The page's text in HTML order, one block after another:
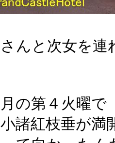
んと次女を
の第４火曜で
諸紅枝垂が満